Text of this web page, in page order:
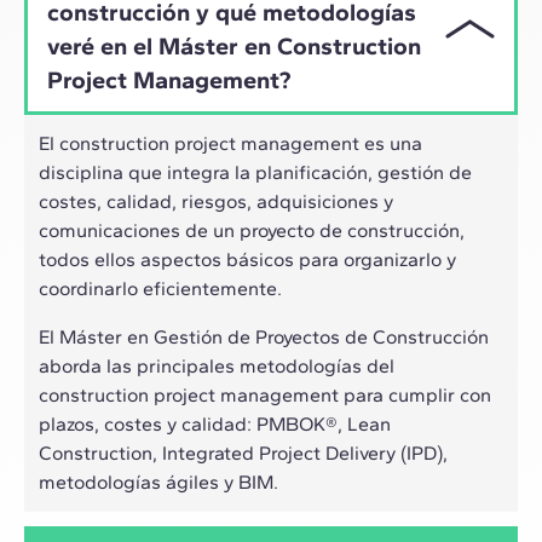
construcción y qué metodologías
veré en el Máster en Construction
Project Management?
El construction project management es una
disciplina que integra la planificación, gestión de
costes, calidad, riesgos, adquisiciones y
comunicaciones de un proyecto de construcción,
todos ellos aspectos básicos para organizarlo y
coordinarlo eficientemente.
El Máster en Gestión de Proyectos de Construcción
aborda las principales metodologías del
construction project management para cumplir con
plazos, costes y calidad: PMBOK®, Lean
Construction, Integrated Project Delivery (IPD),
metodologías ágiles y BIM.